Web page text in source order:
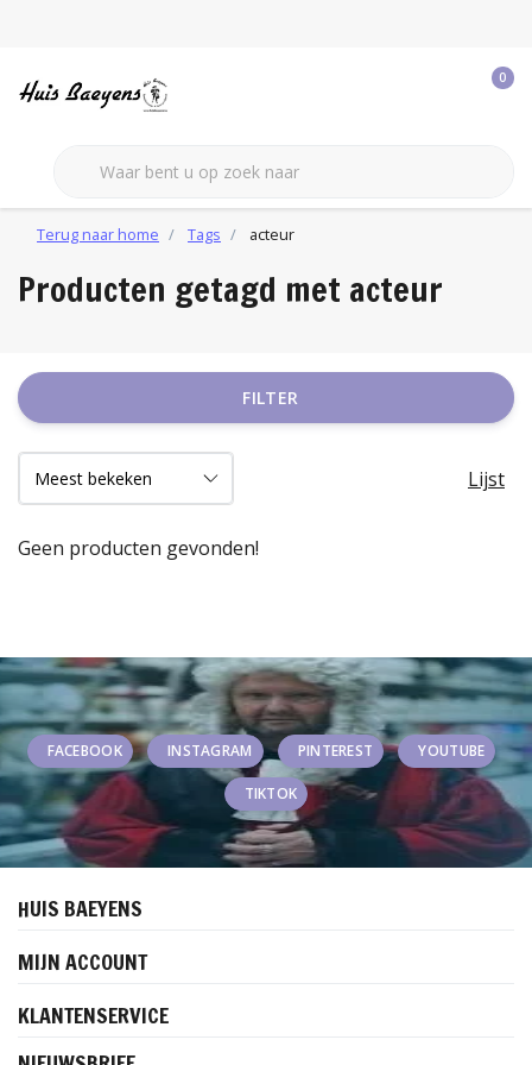
0
Terug naar home Tags acteur
Producten getagd met acteur
FILTER
Lijst
Geen producten gevonden!
FACEBOOK INSTAGRAM PINTEREST YOUTUBE
TIKTOK
HUIS BAEYENS
MIJN ACCOUNT
KLANTENSERVICE